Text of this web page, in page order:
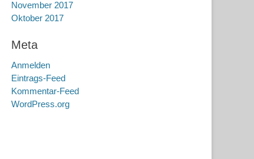
November 2017
Oktober 2017
Meta
Anmelden
Eintrags-Feed
Kommentar-Feed
WordPress.org